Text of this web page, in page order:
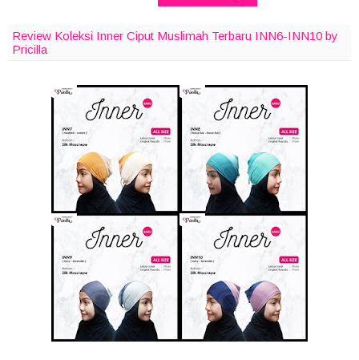
Review Koleksi Inner Ciput Muslimah Terbaru INN6-INN10 by
Pricilla